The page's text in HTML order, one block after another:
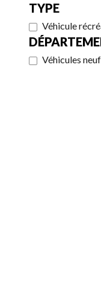
TYPE
Véhicule
Véhicules